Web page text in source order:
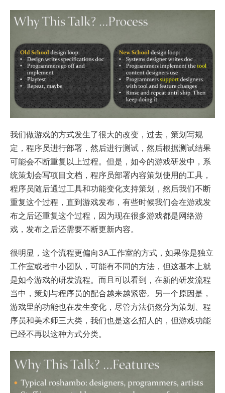
我们做游戏的方式发生了很大的改变，过去，策划写规
定，程序员进行部署，然后进行测试，然后根据测试结果
可能会不断重复以上过程。但是，如今的游戏研发中，系
统策划会写项目文档，程序员部署内容策划使用的工具，
程序员随后通过工具和功能变化支持策划，然后我们不断
重复这个过程，直到游戏发布，有些时候我们会在游戏发
布之后还重复这个过程，因为现在很多游戏都是网络游
戏，发布之后还需要不断更新内容。
很明显，这个流程更偏向3A工作室的方式，如果你是独立
工作室或者中小团队，可能有不同的方法，但这基本上就
是如今游戏的研发流程。而且可以看到，在新的研发流程
当中，策划与程序员的配合越来越紧密。另一个原因是，
游戏里的功能也在发生变化，尽管方法仍然分为策划、程
序员和美术师三大类，我们也是这么招人的，但游戏功能
已经不再以这种方式分类。